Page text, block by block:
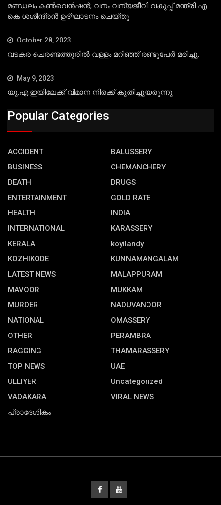
മണ്ഡലം കണ്‍വെന്‍ഷന്‍; വനം വന്യജീവി വകുപ്പ് മന്ത്രി എ
കെ ശശീന്ദ്രന്‍ ഉദ്ഘാടനം ചെയ്തു
October 28, 2023
വടകര ചെരണ്ടത്തൂരില്‍ വള്ളം മറിഞ്ഞ് രണ്ടുപേര്‍ മരിച്ചു.
May 9, 2023
യു.എ.ഇയിലേക്ക് വിമാന നിരക്ക് കുതിച്ചുയരുന്നു
Popular Categories
ACCIDENT
BALUSSERY
BUSINESS
CHEMANCHERY
DEATH
DRUGS
ENTERTAINMENT
GOLD RATE
HEALTH
INDIA
INTERNATIONAL
KARASSERY
KERALA
koyilandy
KOZHIKODE
KUNNAMANGALAM
LATEST NEWS
MALAPPURAM
MAVOOR
MUKKAM
MURDER
NADUVANOOR
NATIONAL
OMASSERY
OTHER
PERAMBRA
RAGGING
THAMARASSERY
TOP NEWS
UAE
ULLIYERI
Uncategorized
VADAKARA
VIRAL NEWS
പ്രാദേശികം